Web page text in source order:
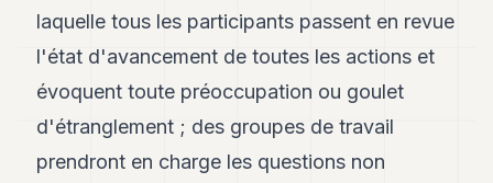
laquelle tous les participants passent en revue
l'état d'avancement de toutes les actions et
évoquent toute préoccupation ou goulet
d'étranglement ; des groupes de travail
prendront en charge les questions non